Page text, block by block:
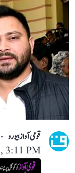
قومی آواز بیورو
3:11 PM